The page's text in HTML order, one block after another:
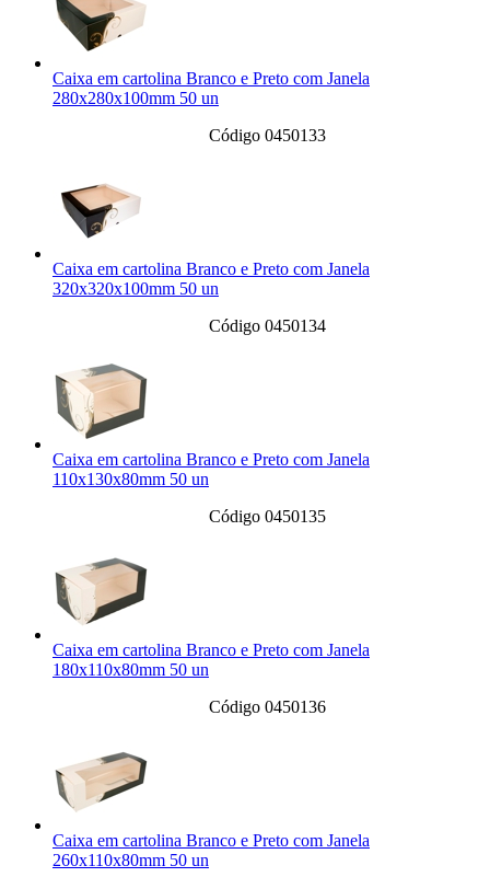
Caixa em cartolina Branco e Preto com Janela
280x280x100mm 50 un
Código 0450133
Caixa em cartolina Branco e Preto com Janela
320x320x100mm 50 un
Código 0450134
Caixa em cartolina Branco e Preto com Janela
110x130x80mm 50 un
Código 0450135
Caixa em cartolina Branco e Preto com Janela
180x110x80mm 50 un
Código 0450136
Caixa em cartolina Branco e Preto com Janela
260x110x80mm 50 un